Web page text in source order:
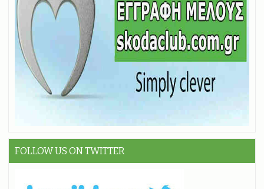
FOLLOW US ON TWITTER